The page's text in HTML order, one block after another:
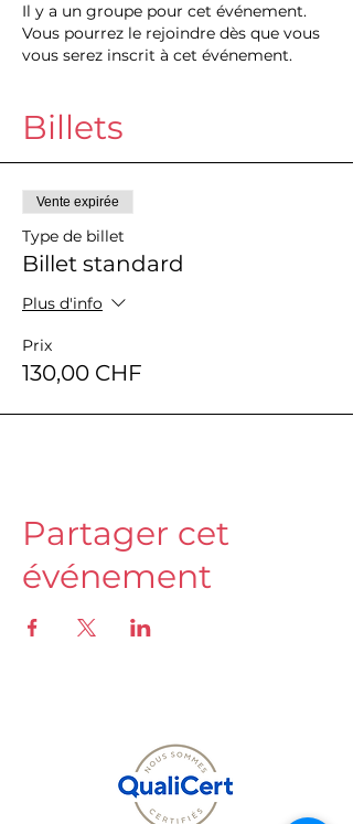
Il y a un groupe pour cet événement.
Vous pourrez le rejoindre dès que vous
vous serez inscrit à cet événement.
Billets
Vente expirée
Type de billet
Billet standard
Plus d'info
Prix
130,00 CHF
Partager cet
événement